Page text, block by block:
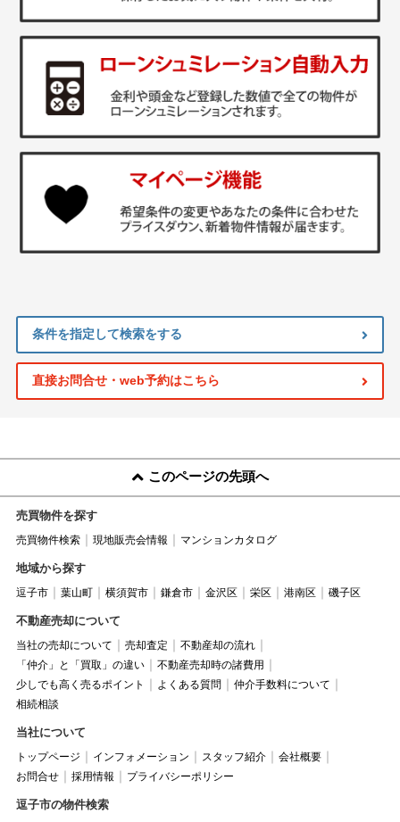
条件を指定して検索をする
直接お問合せ・web予約はこちら
このページの先頭へ
売買物件を探す
売買物件検索 現地販売会情報 マンションカタログ
地域から探す
逗子市 葉山町 横須賀市 鎌倉市 金沢区 栄区 港南区 磯子区
不動産売却について
当社の売却について 売却査定
不動産却の流れ
「仲介」と「買取」の違い
不動産売却時の諸費用
少しでも高く売るポイント
よくある質問
仲介手数料について
相続相談
当社について
トップページ インフォメーション スタッフ紹介
会社概要
お問合せ
採用情報 プライバシーポリシー
逗子市の物件検索